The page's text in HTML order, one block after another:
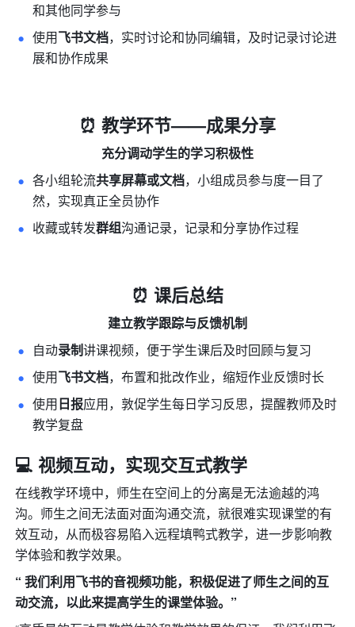
和其他同学参与
使用飞书文档，实时讨论和协同编辑，及时记录讨论进
展和协作成果
⏰ 教学环节——成果分享
充分调动学生的学习积极性
各小组轮流共享屏幕或文档，小组成员参与度一目了
然，实现真正全员协作
收藏或转发群组沟通记录，记录和分享协作过程
⏰ 课后总结
建立教学跟踪与反馈机制
自动录制讲课视频，便于学生课后及时回顾与复习
使用飞书文档，布置和批改作业，缩短作业反馈时长
使用日报应用，敦促学生每日学习反思，提醒教师及时
教学复盘
💻 视频互动，实现交互式教学
在线教学环境中，师生在空间上的分离是无法逾越的鸿
沟。师生之间无法面对面沟通交流，就很难实现课堂的有
效互动，从而极容易陷入远程填鸭式教学，进一步影响教
学体验和教学效果。
“ 我们利用飞书的音视频功能，积极促进了师生之间的互
动交流，以此来提高学生的课堂体验。”